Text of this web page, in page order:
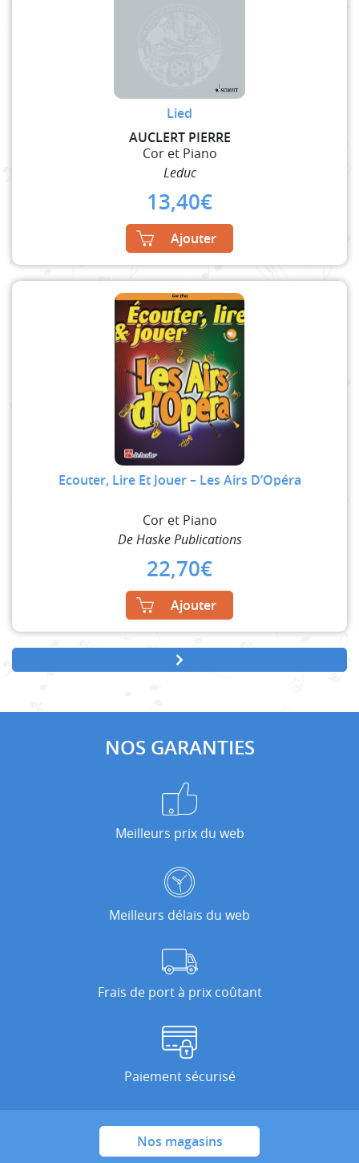
Lied
AUCLERT PIERRE
Cor et Piano
Leduc
13,40€
Ajouter
Ecouter, Lire Et Jouer – Les Airs D’Opéra
Cor et Piano
De Haske Publications
22,70€
Ajouter
NOS GARANTIES
Meilleurs prix du web
Meilleurs délais du web
Frais de port à prix coûtant
Paiement sécurisé
Nos magasins